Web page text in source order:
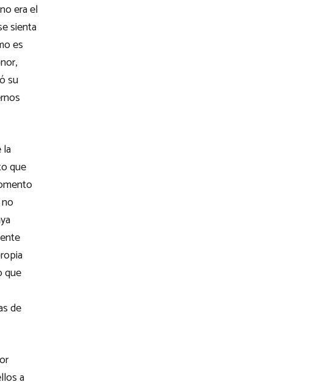
era el
sienta
es
su
la
que
que
de
a